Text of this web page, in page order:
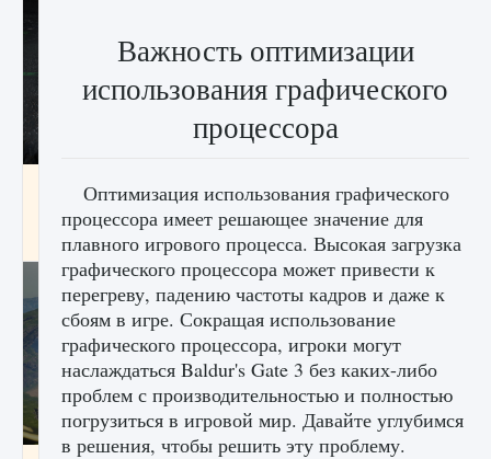
лицензии, лиги, команды и стадионы в EA
FC 25
9 августа 2024 2 395 0 2
Важность оптимизации
использования графического
процессора
Оптимизация использования графического
процессора имеет решающее значение для
плавного игрового процесса. Высокая загрузка
графического процессора может привести к
перегреву, падению частоты кадров и даже к
сбоям в игре. Сокращая использование
графического процессора, игроки могут
наслаждаться Baldur's Gate 3 без каких-либо
проблем с производительностью и полностью
погрузиться в игровой мир. Давайте углубимся
в решения, чтобы решить эту проблему.